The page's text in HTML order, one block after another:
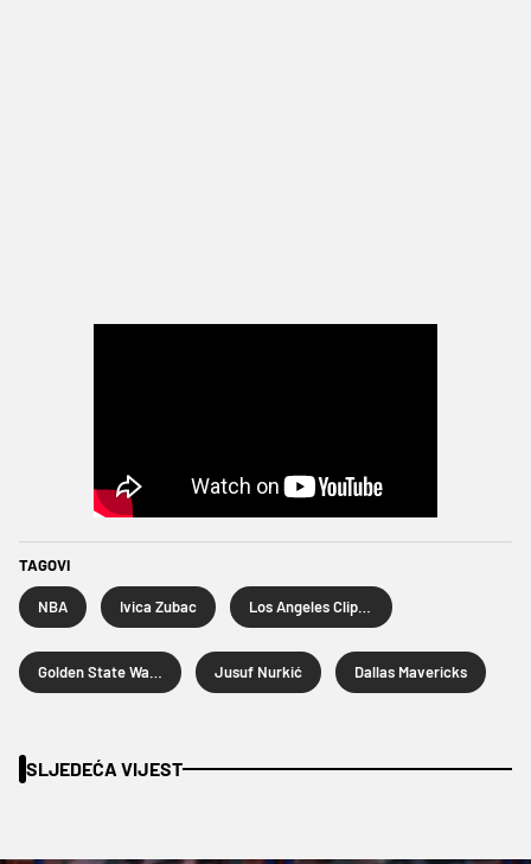
TAGOVI
NBA Ivica Zubac
Jusuf Nurkić Dallas Mavericks
SLJEDEĆA VIJEST